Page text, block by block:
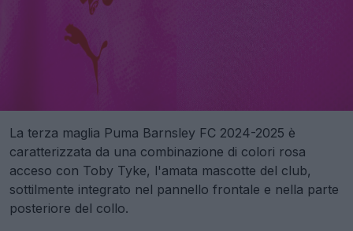
La terza maglia Puma Barnsley FC 2024-2025 è
caratterizzata da una combinazione di colori rosa
acceso con Toby Tyke, l'amata mascotte del club,
sottilmente integrato nel pannello frontale e nella parte
posteriore del collo.